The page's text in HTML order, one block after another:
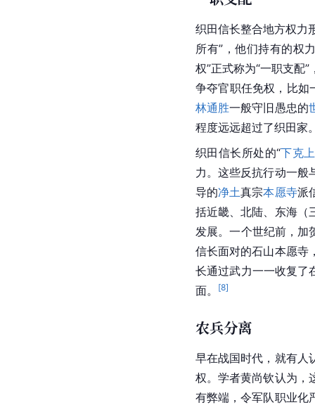
织田信长整合地方权力
所有”，他们持有的权
权”正式称为“一职支配
争夺官职任免权，比如
林通胜一般守旧愚忠的
程度远远超过了织田家
织田信长所处的“下克上
力。这些反抗行动一般
导的净土真宗本愿寺派
括近畿、北陆、 东海（
发展。一个世纪前，加
信长面对的石山本愿寺
长通过武力一一收复了
面。
[8]
农兵分离
早在战国时代，就有人
权。学者黄尚钦认为，
有弊端，令军队职业化